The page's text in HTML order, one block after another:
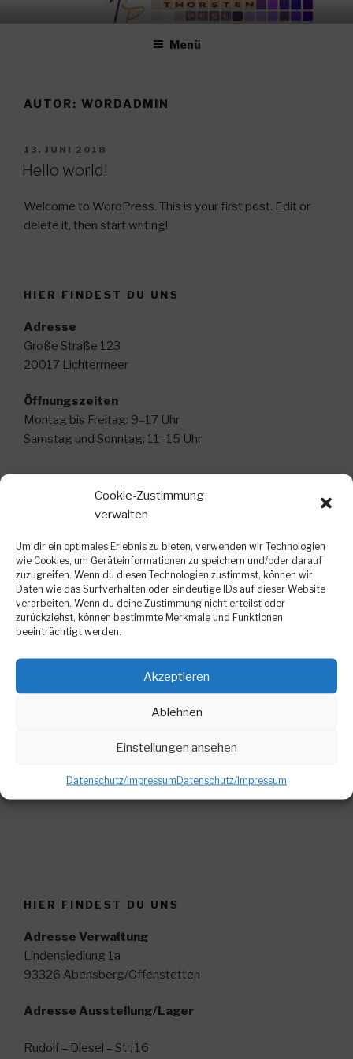
Cookie-Zustimmung
verwalten
Um dir ein optimales Erlebnis zu bieten, verwenden wir Technologien
wie Cookies, um Geräteinformationen zu speichern und/oder darauf
zuzugreifen. Wenn du diesen Technologien zustimmst, können wir
Daten wie das Surfverhalten oder eindeutige IDs auf dieser Website
verarbeiten. Wenn du deine Zustimmung nicht erteilst oder
zurückziehst, können bestimmte Merkmale und Funktionen
beeinträchtigt werden.
Akzeptieren
Ablehnen
Einstellungen ansehen
Datenschutz/ImpressumDatenschutz/Impressum
InhaltWWW.FLIESEN-TP.DE
Menü
AUTOR: WORDADMIN
VERÖFFENTLICHT
AM
13. JUNI 2018
Hello world!
Welcome to WordPress. This is your first post. Edit or
delete it, then start writing!
HIER FINDEST DU UNS
Adresse
Große Straße 123
20017 Lichtermeer
Öffnungszeiten
Montag bis Freitag: 9–17 Uhr
Samstag und Sonntag: 11–15 Uhr
Suche
nach:
ÜBER DIESE WEBSITE
vorzustellen oder weitere Informationen anzugeben.
HIER FINDEST DU UNS
Adresse Verwaltung
Lindensiedlung 1a
93326 Abensberg/Offenstetten
Adresse Ausstellung/Lager
Rudolf – Diesel – Str. 16